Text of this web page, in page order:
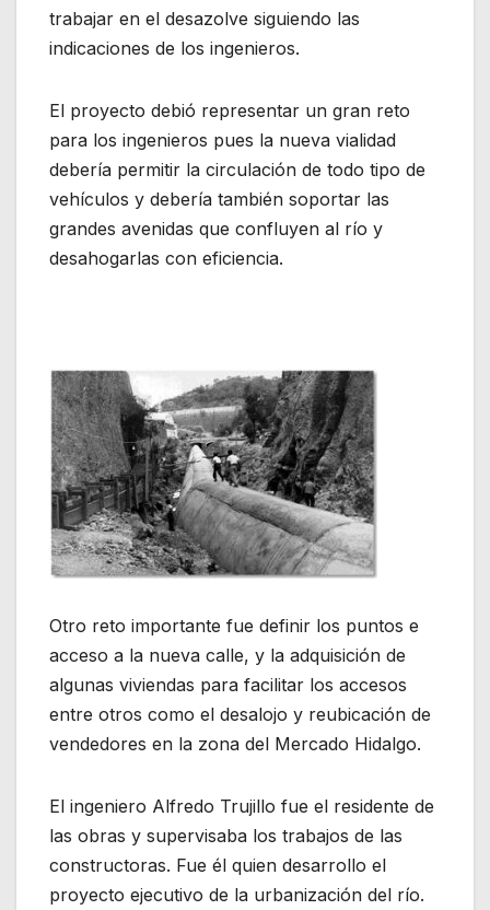
trabajar en el desazolve siguiendo las
indicaciones de los ingenieros.
El proyecto debió representar un gran reto
para los ingenieros pues la nueva vialidad
debería permitir la circulación de todo tipo de
vehículos y debería también soportar las
grandes avenidas que confluyen al río y
desahogarlas con eficiencia.
Otro reto importante fue definir los puntos e
acceso a la nueva calle, y la adquisición de
algunas viviendas para facilitar los accesos
entre otros como el desalojo y reubicación de
vendedores en la zona del Mercado Hidalgo.
El ingeniero Alfredo Trujillo fue el residente de
las obras y supervisaba los trabajos de las
constructoras. Fue él quien desarrollo el
proyecto ejecutivo de la urbanización del río.